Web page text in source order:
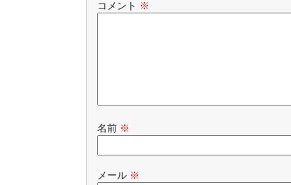
コメント ※
名前 ※
メール ※